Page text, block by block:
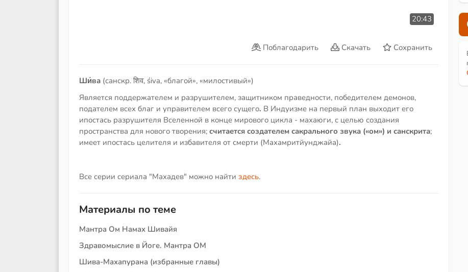
20:43
Поблагодарить Скачать Сохранить
Ши́ва (санскр. शिव, śiva, «благой», «милостивый»)
Является поддержателем и разрушителем, защитником праведности, победителем демонов,
подателем всех благ и управителем всего сущего. В Индуизме на первый план выходит его
ипостась разрушителя Вселенной в конце мирового цикла - махаюги, с целью создания
пространства для нового творения; считается создателем сакрального звука («ом») и санскрита;
имеет ипостась целителя и избавителя от смерти (Махамритйунджайа).
Все серии сериала "Махадев" можно найти здесь.
Материалы по теме
Мантра Ом Намах Шивайя
Здравомыслие в Йоге. Мантра ОМ
Шива-Махапурана (избранные главы)